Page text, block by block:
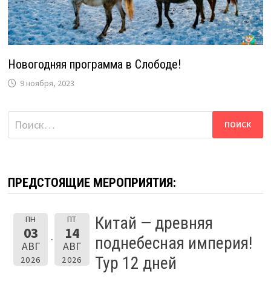
Новогодняя программа в Слободе!
9 ноября, 2023
Найти:
ПРЕДСТОЯЩИЕ МЕРОПРИЯТИЯ:
ПН
03
АВГ
2026
ПТ
14
АВГ
2026
Китай — древняя
поднебесная империя!
Тур 12 дней